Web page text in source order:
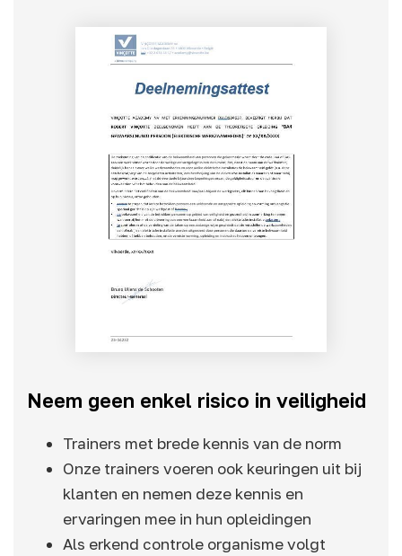
Neem geen enkel risico in veiligheid
Trainers met brede kennis van de norm
Onze trainers voeren ook keuringen uit bij
klanten en nemen deze kennis en
ervaringen mee in hun opleidingen
Als erkend controle organisme volgt